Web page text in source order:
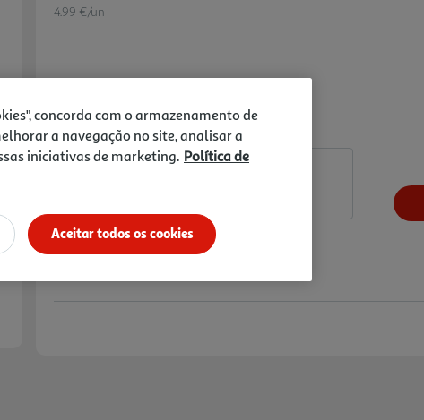
Next
4.99 €/un
Notas de preparação
concorda com o armazenamento de
a navegação no site, analisar a
iniciativas de marketing. Política de
Aceitar todos os cookies